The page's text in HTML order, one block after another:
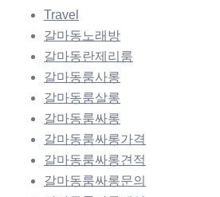
Travel
갈마동노래방
갈마동란제리룸
갈마동룸사롱
갈마동룸살롱
갈마동룸싸롱
갈마동룸싸롱가격
갈마동룸싸롱견적
갈마동룸싸롱문의